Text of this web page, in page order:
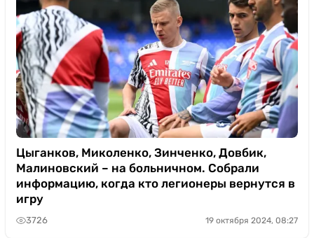
Цыганков, Миколенко, Зинченко, Довбик,
Малиновский – на больничном. Собрали
информацию, когда кто легионеры вернутся в
игру
3726 19 октября 2024, 08:27